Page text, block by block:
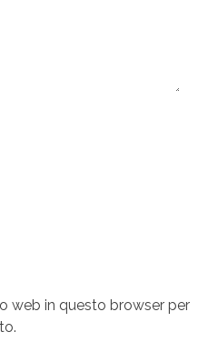
web in questo browser per